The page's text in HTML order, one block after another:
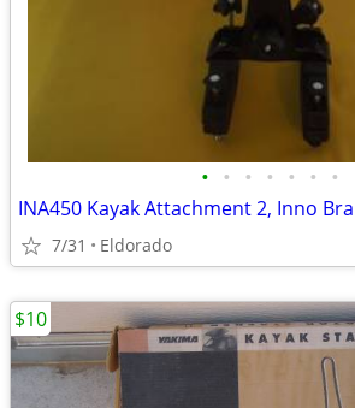
• • • • • • •
7/31 Eldorado
$10